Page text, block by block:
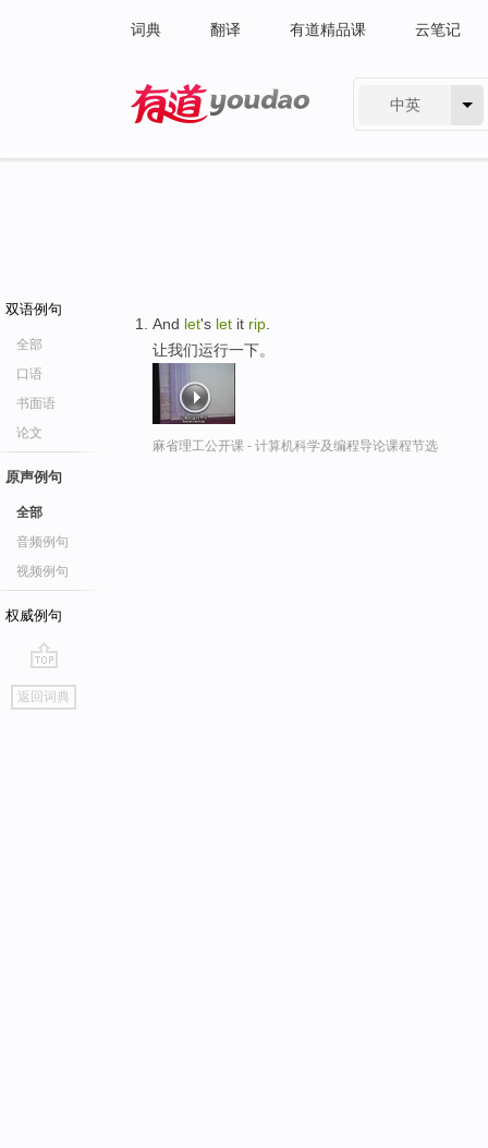
词典 翻译 有道精品课 云笔记
中英
双语例句
全部
口语
书面语
论文
原声例句
全部
音频例句
视频例句
权威例句
go
top
返回词典
And let's let it rip
让我们运行一下。
麻省理工公开课 - 计算机科学及编程导论课程节选